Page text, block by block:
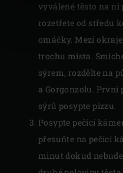
vyválené těsto na ni
rozetřete od středu
omáčky. Mezi
trochu místa.
sýrem, rozdělte na
a Gorgonzolu.
sýrů posypte pizzu.
Posypte pečící
přesuňte na pečící
minut dokud